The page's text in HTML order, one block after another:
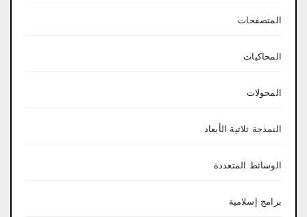
المتصفحات
المحاكيات
المحولات
النمذجة ثلاثية الأبعاد
الوسائط المتعددة
برامج إسلامية